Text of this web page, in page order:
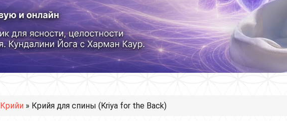
Крийи » Крийя для спины (Kriya for the Back)